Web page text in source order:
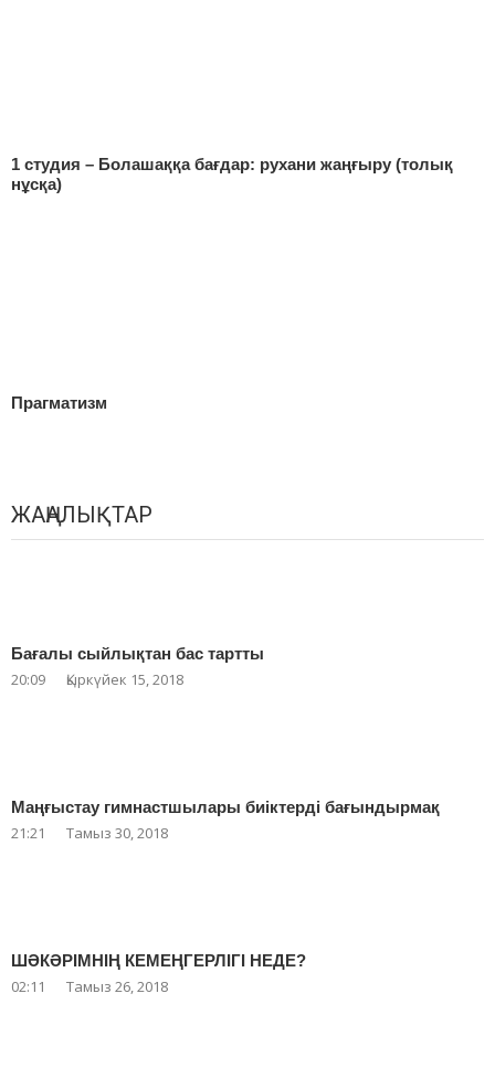
1 студия – Болашаққа бағдар: рухани жаңғыру (толық
нұсқа)
Прагматизм
ЖАҢАЛЫҚТАР
Бағалы сыйлықтан бас тартты
20:09 Қыркүйек 15, 2018
Маңғыстау гимнастшылары биіктерді бағындырмақ
21:21 Тамыз 30, 2018
ШӘКӘРІМНІҢ КЕМЕҢГЕРЛІГІ НЕДЕ?
02:11 Тамыз 26, 2018